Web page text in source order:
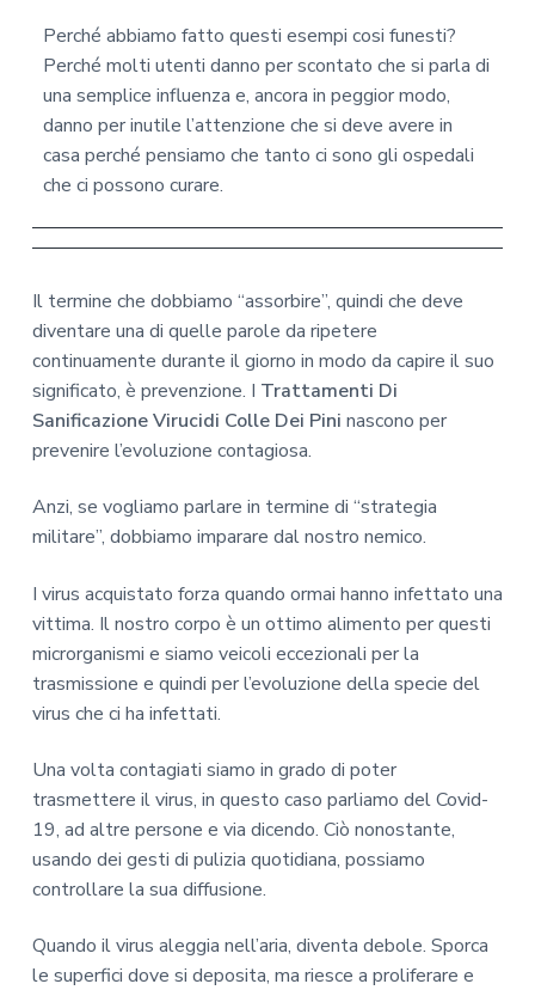
Perché abbiamo fatto questi esempi cosi funesti?
Perché molti utenti danno per scontato che si parla di
una semplice influenza e, ancora in peggior modo,
danno per inutile l’attenzione che si deve avere in
casa perché pensiamo che tanto ci sono gli ospedali
che ci possono curare.
Il termine che dobbiamo “assorbire”, quindi che deve
diventare una di quelle parole da ripetere
continuamente durante il giorno in modo da capire il suo
significato, è prevenzione. I Trattamenti Di
Sanificazione Virucidi Colle Dei Pini nascono per
prevenire l’evoluzione contagiosa.
Anzi, se vogliamo parlare in termine di “strategia
militare”, dobbiamo imparare dal nostro nemico.
I virus acquistato forza quando ormai hanno infettato una
vittima. Il nostro corpo è un ottimo alimento per questi
microrganismi e siamo veicoli eccezionali per la
trasmissione e quindi per l’evoluzione della specie del
virus che ci ha infettati.
Una volta contagiati siamo in grado di poter
trasmettere il virus, in questo caso parliamo del Covid-
19, ad altre persone e via dicendo. Ciò nonostante,
usando dei gesti di pulizia quotidiana, possiamo
controllare la sua diffusione.
Quando il virus aleggia nell’aria, diventa debole. Sporca
le superfici dove si deposita, ma riesce a proliferare e